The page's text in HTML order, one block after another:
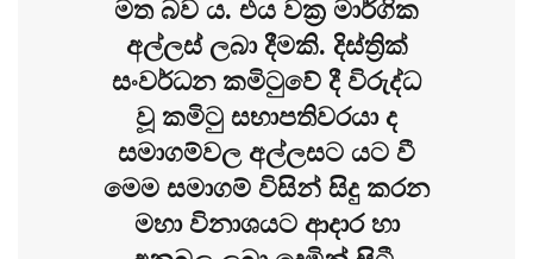
මත බව ය. එය වක්‍ර මාර්ගික
අල්ලස් ලබා දීමකි. දිස්ත්‍රික්
සංවර්ධන කමිටුවේ දී විරුද්ධ
වූ කමිටු සභාපතිවරයා ද
සමාගම්වල අල්ලසට යට වී
මෙම සමාගම් විසින් සිදු කරන
මහා විනාශයට ආදාර හා